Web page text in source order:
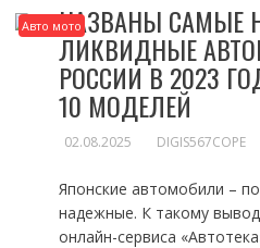
Авто мотоНАЗВАНЫ САМЫЕ
ЛИКВИДНЫЕ
РОССИИ В 2023
10 МОДЕЛЕЙ
02.08.2025 DIGIS567COPE
Японские автомобили –
надежные. К такому
онлайн-сервиса